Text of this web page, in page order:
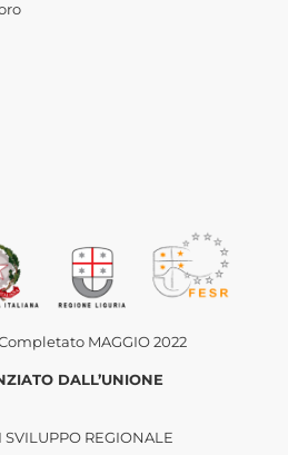
MAGGIO 2022
DALL’UNIONE
REGIONALE